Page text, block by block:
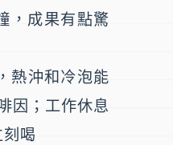
，成果有點驚
熱沖和冷泡能
因；工作休息
喝